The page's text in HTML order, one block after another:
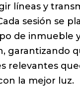
líneas y
sesión se
de inmueble
garantizando
relevantes
la mejor luz.